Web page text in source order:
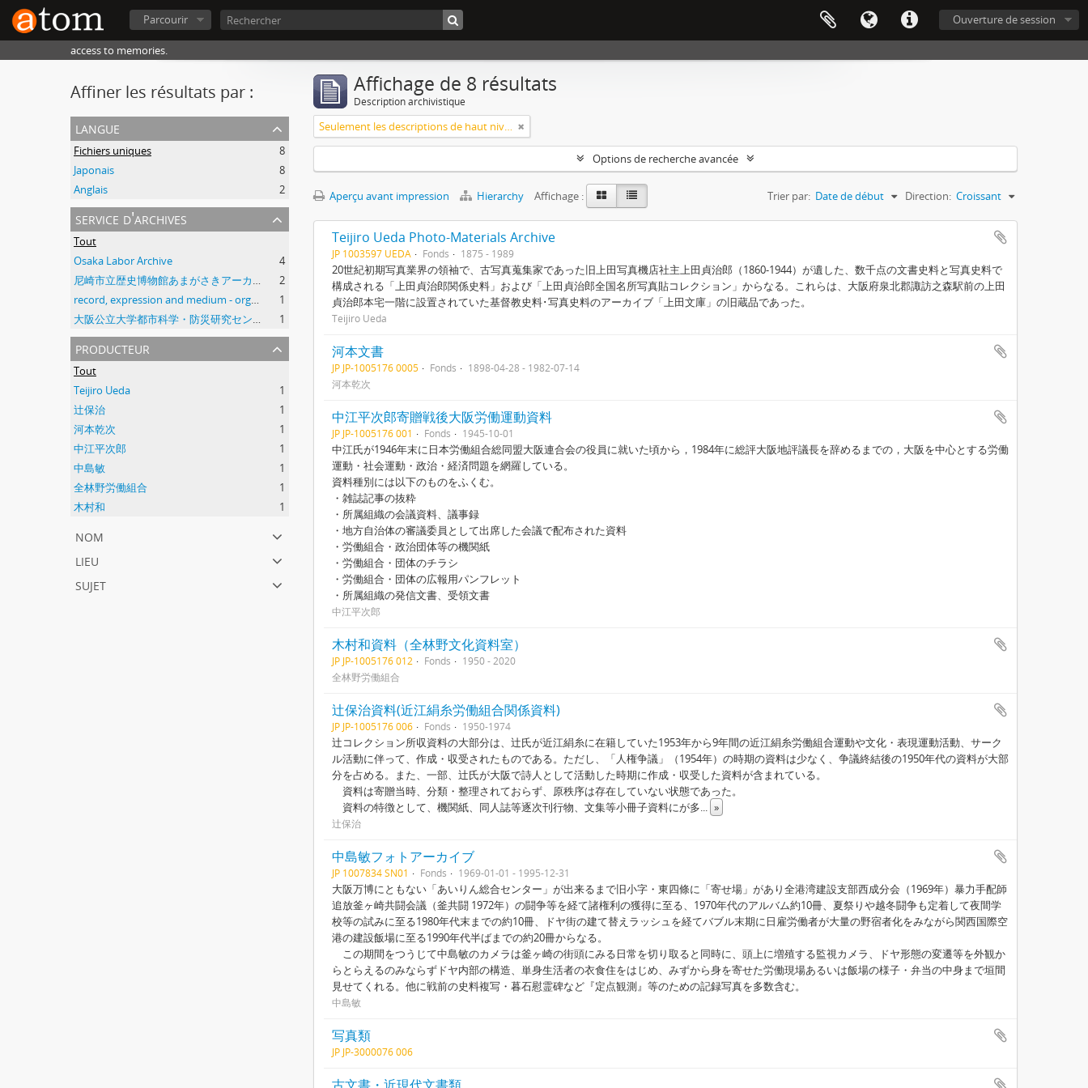
Ouverture de session
Parcourir
access to memories.
Affiner les résultats par :
langue
Fichiers uniques
8
Japonais
8
Anglais
2
service d'archives
Tout
Osaka Labor Archive
4
尼崎市立歴史博物館あまがさきアーカイブズ
2
record, expression and medium - organization
1
大阪公立大学都市科学・防災研究センター
1
producteur
Tout
Teijiro Ueda
1
辻保治
1
河本乾次
1
中江平次郎
1
中島敏
1
全林野労働組合
1
木村和
1
nom
lieu
sujet
Affichage de 8 résultats
Description archivistique
Seulement les descriptions de haut niveau
Options de recherche avancée
Aperçu avant impression Hierarchy Affichage : Trier par: Date de début Direction: Croissant
Teijiro Ueda Photo-Materials Archive
JP 1003597 UEDA Fonds 1875 - 1989
20世紀初期写真業界の領袖で、古写真蒐集家であった旧上田写真機店社主上田貞治郎（1860-1944）が遺した、数千点の文書史料と写真史料で
構成される「上田貞治郎関係史料」および「上田貞治郎全国名所写真貼コレクション」からなる。これらは、大阪府泉北郡諏訪之森駅前の上田
貞治郎本宅一階に設置されていた基督教史料･写真史料のアーカイブ「上田文庫」の旧蔵品であった。
Teijiro Ueda
河本文書
JP JP-1005176 0005 Fonds
1898-04-28 - 1982-07-14
河本乾次
中江平次郎寄贈戦後大阪労働運動資料
JP JP-1005176 001 Fonds 1945-10-01
中江氏が1946年末に日本労働組合総同盟大阪連合会の役員に就いた頃から，1984年に総評大阪地評議長を辞めるまでの，大阪を中心とする労働
運動・社会運動・政治・経済問題を網羅している。
資料種別には以下のものをふくむ。
・雑誌記事の抜粋
・所属組織の会議資料、議事録
・地方自治体の審議委員として出席した会議で配布された資料
・労働組合・政治団体等の機関紙
・労働組合・団体のチラシ
・労働組合・団体の広報用パンフレット
・所属組織の発信文書、受領文書
中江平次郎
木村和資料（全林野文化資料室）
JP JP-1005176 012 Fonds
1950 - 2020
全林野労働組合
辻保治資料(近江絹糸労働組合関係資料)
JP JP-1005176 006 Fonds 1950-1974
辻コレクション所収資料の大部分は、辻氏が近江絹糸に在籍していた1953年から9年間の近江絹糸労働組合運動や文化・表現運動活動、サーク
ル活動に伴って、作成・収受されたものである。ただし、「人権争議」（1954年）の時期の資料は少なく、争議終結後の1950年代の資料が大部
分を占める。また、一部、辻氏が大阪で詩人として活動した時期に作成・収受した資料が含まれている。
資料は寄贈当時、分類・整理されておらず、原秩序は存在していない状態であった。
資料の特徴として、機関紙、同人誌等逐次刊行物、文集等小冊子資料にが多... »
辻保治
中島敏フォトアーカイブ
JP 1007834 SN01 Fonds 1969-01-01 - 1995-12-31
大阪万博にともない「あいりん総合センター」が出来るまで旧小字・東四條に「寄せ場」があり全港湾建設支部西成分会（1969年）暴力手配師
追放釜ヶ崎共闘会議（釜共闘 1972年）の闘争等を経て諸権利の獲得に至る、1970年代のアルバム約10冊、夏祭りや越冬闘争も定着して夜間学
校等の試みに至る1980年代末までの約10冊、ドヤ街の建て替えラッシュを経てバブル末期に日雇労働者が大量の野宿者化をみながら関西国際空
港の建設飯場に至る1990年代半ばまでの約20冊からなる。
この期間をつうじて中島敏のカメラは釜ヶ崎の街頭にみる日常を切り取ると同時に、頭上に増殖する監視カメラ、ドヤ形態の変遷等を外観か
らとらえるのみならずドヤ内部の構造、単身生活者の衣食住をはじめ、みずから身を寄せた労働現場あるいは飯場の様子・弁当の中身まで垣間
見せてくれる。他に戦前の史料複写・暮石慰霊碑など『定点観測』等のための記録写真を多数含む。
中島敏
写真類
JP JP-3000076 006